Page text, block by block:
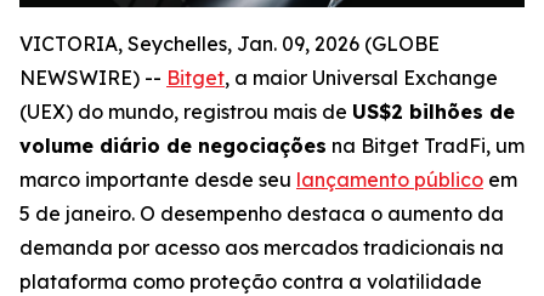
VICTORIA, Seychelles, Jan. 09, 2026 (GLOBE
NEWSWIRE) -- Bitget, a maior Universal Exchange
(UEX) do mundo, registrou mais de US$2 bilhões de
volume diário de negociações na Bitget TradFi, um
marco importante desde seu lançamento público em
5 de janeiro. O desempenho destaca o aumento da
demanda por acesso aos mercados tradicionais na
plataforma como proteção contra a volatilidade